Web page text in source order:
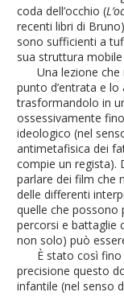
coda dell’occhio (
recenti libri di
sono sufficienti a
sua struttura
Una lezione che
punto d’entrata e
trasformandolo in
ossessivamente
ideologico (nel
antimetafisica dei
compie un regista).
parlare dei film che
delle differenti
quelle che
percorsi e battaglie
non solo) può
È stato così
precisione questo
infantile (nel senso